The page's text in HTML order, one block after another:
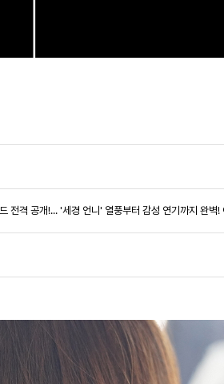
격 공개!... '세경 언니' 열풍부터 감성 연기까지 완벽!